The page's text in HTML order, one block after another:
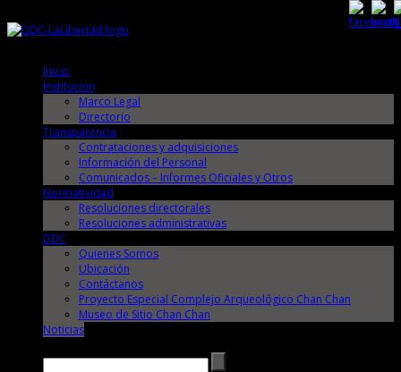
Inicio
Institución
Marco Legal
Directorio
Transparencia
Contrataciones y adquisiciones
Información del Personal
Comunicados – Informes Oficiales y Otros
Normatividad
Resoluciones directorales
Resoluciones administrativas
DDC
Quienes Somos
Ubicación
Contáctanos
Proyecto Especial Complejo Arqueológico Chan Chan
Museo de Sitio Chan Chan
Noticias